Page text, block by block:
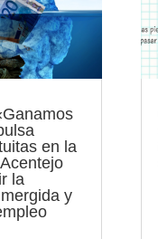
en la
la
y